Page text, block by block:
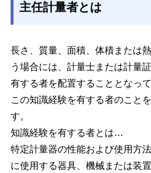
主任計量者とは
長さ、質量、面積、体積または
う場合には、計量士または計量
有する者を配置することとなって
この知識経験を有する者のこと
す。
知識経験を有する者とは…
特定計量器の性能および使用方
に使用する器具、機械または装